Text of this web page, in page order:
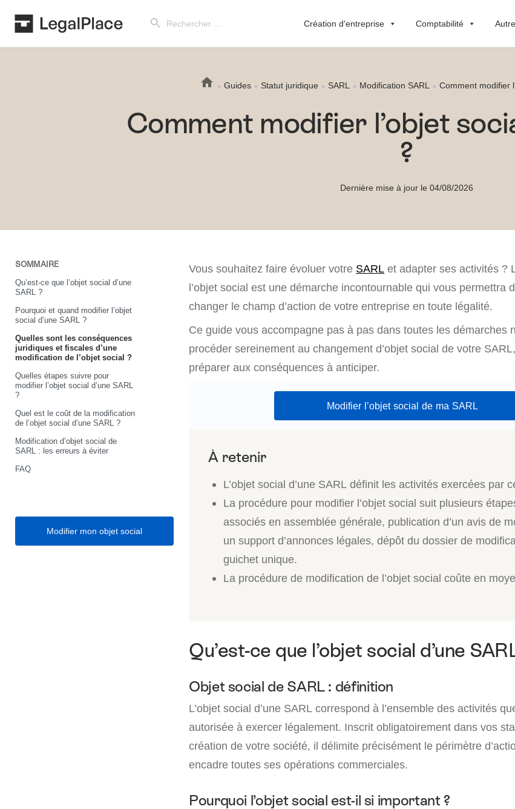
for:
Création d'entreprise Comptabilité
Guides Statut juridique SARL Modification SARL Comment modifier
Comment modifier l’objet
?
Dernière mise à jour le 04/08/2026
SOMMAIRE
Qu’est-ce que l’objet social d’une
SARL ?
Pourquoi et quand modifier l’objet
social d’une SARL ?
Quelles sont les conséquences
juridiques et fiscales d’une
modification de l’objet social ?
Quelles étapes suivre pour
modifier l’objet social d’une SARL
?
Quel est le coût de la modification
de l’objet social d’une SARL ?
Modification d’objet social de
SARL : les erreurs à éviter
FAQ
Modifier mon objet social
Vous souhaitez faire évoluer votre SARL et adapter ses activités ?
l’objet social est une démarche incontournable qui vous permettra
changer le champ d’action de votre entreprise en toute légalité.
Ce guide vous accompagne pas à pas dans toutes les démarches
procéder sereinement au changement d’objet social de votre
préparer aux conséquences à anticiper.
Modifier l’objet social de ma SARL
L’objet social d’une SARL définit les activités exercées par
La procédure pour modifier l’objet social suit plusieurs
associés en assemblée générale, publication d’un avis de
un support d’annonces légales, dépôt du dossier de
guichet unique.
La procédure de modification de l’objet social coûte en
Qu’est-ce que l’objet social d’une
Objet social de SARL : définition
L’objet social d’une SARL correspond à l’ensemble des activités
autorisée à exercer légalement. Inscrit obligatoirement dans vos
création de votre société, il délimite précisément le périmètre
encadre toutes ses opérations commerciales.
Pourquoi l’objet social est-il si important ?